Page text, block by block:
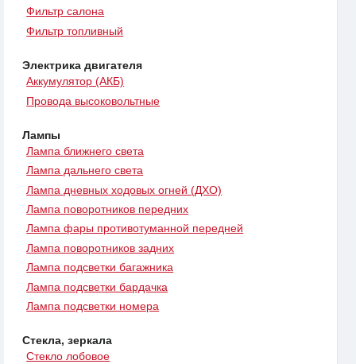
Фильтр салона
Фильтр топливный
Электрика двигателя
Аккумулятор (АКБ)
Провода высоковольтные
Лампы
Лампа ближнего света
Лампа дальнего света
Лампа дневных ходовых огней (ДХО)
Лампа поворотников передних
Лампа фары противотуманной передней
Лампа поворотников задних
Лампа подсветки багажника
Лампа подсветки бардачка
Лампа подсветки номера
Стекла, зеркала
Стекло лобовое